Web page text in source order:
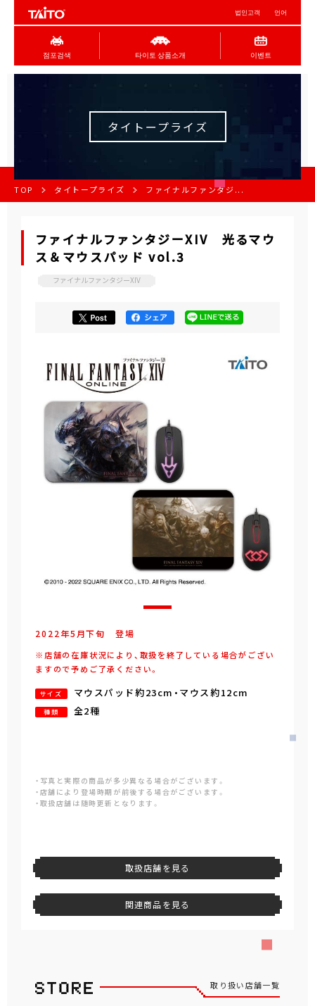
법인고객 언어
점포검색 타이토 상품소개 이벤트
タイトープライズ
TOP タイトープライズ ファイナルファンタジ...
ファイナルファンタジーXIV 光るマウ
ス＆マウスパッド vol.3
ファイナルファンタジーXIV
2022年5 月下旬 登場
※店舗の在庫状況により、取扱を終了している場合がござい
ますので予めご了承ください。
サイズ マウスパッド約23cm・マウス約12cm
種類 全2種
・写真と実際の商品が多少異なる場合がございます。
・店舗により登場時期が前後する場合がございます。
・取扱店舗は随時更新となります。
取扱店舗を見る
関連商品を見る
取り扱い店舗一覧